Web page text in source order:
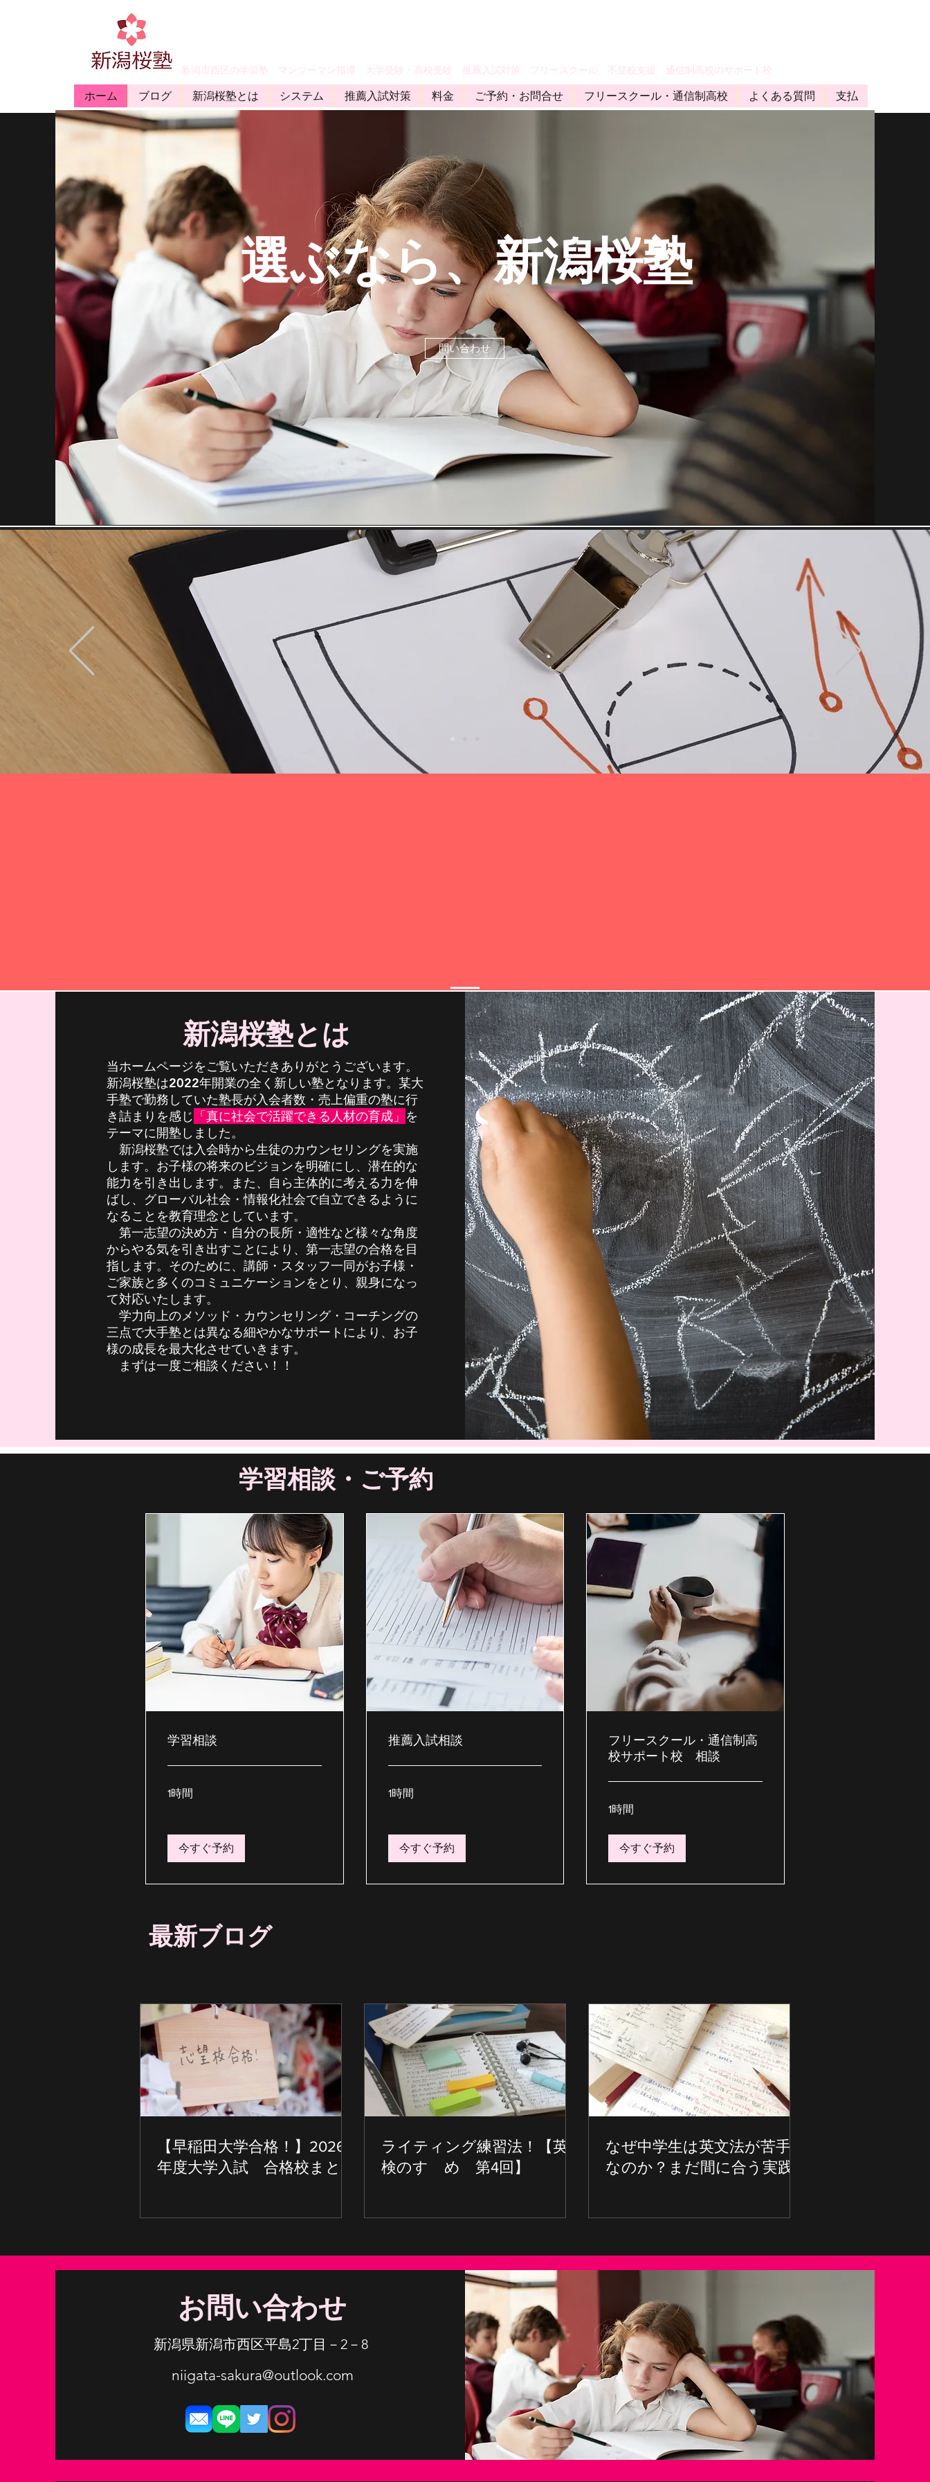
​新潟市西区の学習塾 マンツーマン指導 大学受験・高校受験 推薦入試対策 フリースクール 不登校支援 通信制高校のサポート校
ホーム ブログ 新潟桜塾とは システム 推薦入試対策 料金 ご予約・お問合せ フリースクール・通信制高校 よくある質問 支払
選ぶなら、新潟桜塾
問い合わせ
​ マンツーマン指導 × 学習習慣
カウンセリング × キャリアデザイン
受験 × 戦略
​受験は戦略で決まる！
戦略型受験対策塾！
新潟桜塾とは
当ホームページをご覧いただきありがとうございます。
新潟桜塾は2022年開業の全く新しい塾となります。某大
手塾で勤務していた塾長が入会者数・売上偏重の塾に行
き詰まりを感じ 「真に社会で活躍できる人材の育成」 を
テーマに開塾しました。
新潟桜塾では入会時から生徒のカウンセリングを実施
します。お子様の将来のビジョンを明確にし、潜在的な
能力を引き出します。また、自ら主体的に考える力を伸
ばし、グローバル社会・情報化社会で自立できるように
なることを教育理念としています。
第一志望の決め方・自分の長所・適性など様々な角度
からやる気を引き出すことにより、第一志望の合格を目
指します。そのために、講師・スタッフ一同がお子様・
ご家族と多くのコミュニケーションをとり、親身になっ
て対応いたします。
学力向上のメソッド・カウンセリング・コーチングの
三点で大手塾とは異なる細やかなサポートにより、お子
様の成長を最大化させていきます。
まずは一度ご相談ください！！
​学習相談・ご予約
学習相談
1時間
今すぐ予約
推薦入試相談
1時間
今すぐ予約
フリースクール・通信制高
校サポート校 相談
1時間
今すぐ予約
最新ブログ
【早稲田大学合格！】2026
年度大学入試 合格校まとめ
ライティング練習法！【英
検のすゝめ 第4回】
なぜ中学生は英文法が苦手
なのか？まだ間に合う実践
お問い合わせ
​新潟県新潟市西区平島2丁目－2－8
niigata-sakura@outlook.com